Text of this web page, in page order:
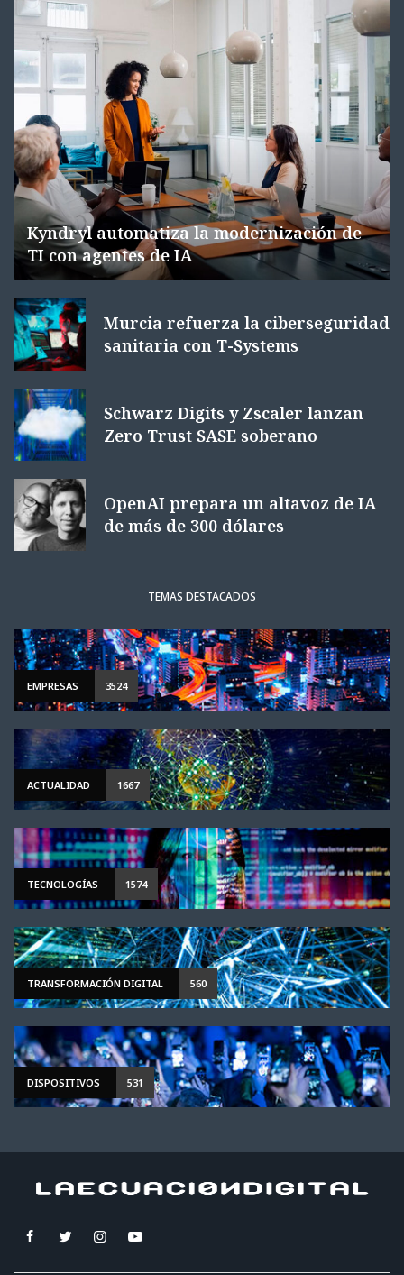
Kyndryl automatiza la modernización de
TI con agentes de IA
Murcia refuerza la ciberseguridad
sanitaria con T-Systems
Schwarz Digits y Zscaler lanzan
Zero Trust SASE soberano
OpenAI prepara un altavoz de IA
de más de 300 dólares
TEMAS DESTACADOS
EMPRESAS 3524
ACTUALIDAD 1667
TECNOLOGÍAS 1574
TRANSFORMACIÓN DIGITAL 560
DISPOSITIVOS 531